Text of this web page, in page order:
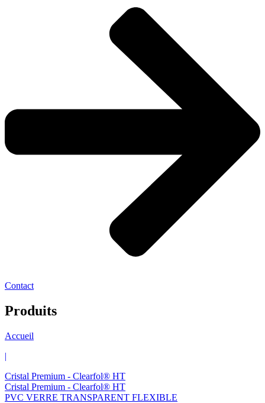
Contact
Produits
Accueil
|
Cristal Premium - Clearfol® HT
Cristal Premium - Clearfol® HT
PVC VERRE TRANSPARENT FLEXIBLE